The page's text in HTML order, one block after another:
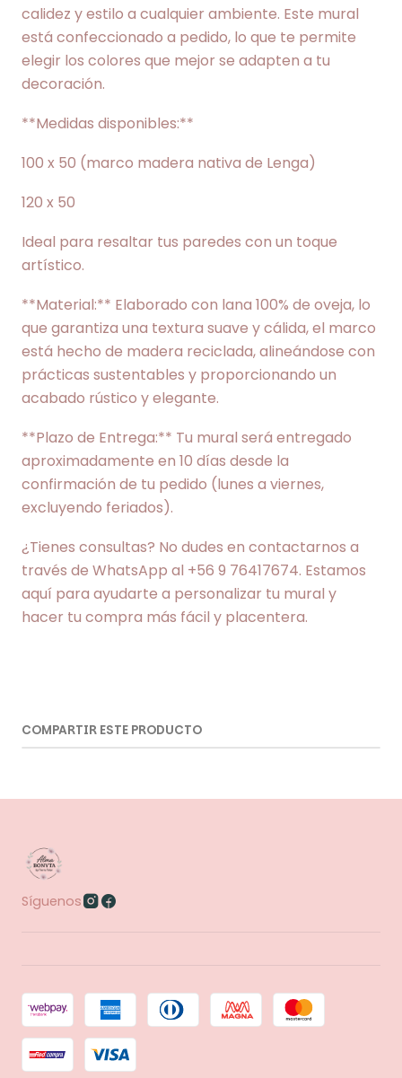
calidez y estilo a cualquier ambiente. Este mural
está confeccionado a pedido, lo que te permite
elegir los colores que mejor se adapten a tu
decoración.
**Medidas disponibles:**
100 x 50 (marco madera nativa de Lenga)
120 x 50
Ideal para resaltar tus paredes con un toque
artístico.
**Material:** Elaborado con lana 100% de oveja, lo
que garantiza una textura suave y cálida, el marco
está hecho de madera reciclada, alineándose con
prácticas sustentables y proporcionando un
acabado rústico y elegante.
**Plazo de Entrega:** Tu mural será entregado
aproximadamente en 10 días desde la
confirmación de tu pedido (lunes a viernes,
excluyendo feriados).
¿Tienes consultas? No dudes en contactarnos a
través de WhatsApp al +56 9 76417674. Estamos
aquí para ayudarte a personalizar tu mural y
hacer tu compra más fácil y placentera.
COMPARTIR ESTE PRODUCTO
Síguenos